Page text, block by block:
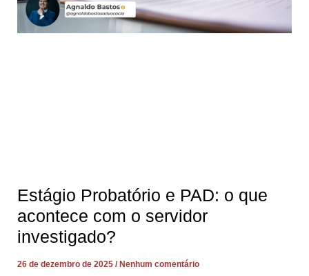
Estágio Probatório e PAD: o que
acontece com o servidor
investigado?
26 de dezembro de 2025 Nenhum comentário